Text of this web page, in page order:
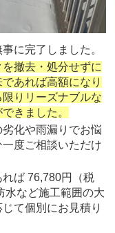
事に完了しました。
撤去・処分せずに
あれば高額になり
りリーズナブルな
きました。
化や雨漏りでお悩
度ご相談いただけ
ば 76,780円（税
水など施工範囲の大
て個別にお見積り